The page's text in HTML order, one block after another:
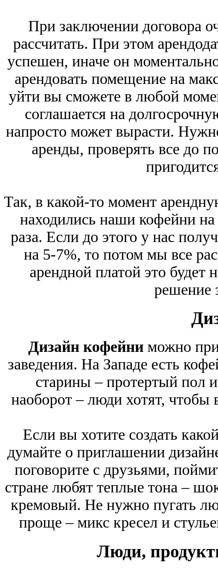
При заключении договора
рассчитать. При этом
успешен, иначе он
арендовать помещение на
уйти вы сможете в любой
соглашается на
напросто может вырасти.
аренды, проверять все до
Так, в какой-то момент
находились наши кофейни
раза. Если до этого у нас
на 5-7%, то потом мы все
арендной платой это
решение
Дизайн кофейни можно
заведения. На Западе есть
старины – протертый пол
наоборот – люди хотят, чтобы
Если вы хотите создать
думайте о приглашении
поговорите с друзьями,
стране любят теплые тона –
кремовый. Не нужно пугать
проще – микс кресел и
Люди,